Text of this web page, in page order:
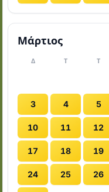
Μάρτιος
Δ Τ Τ
3 4 5
10 11 12
17 18 19
24 25 26